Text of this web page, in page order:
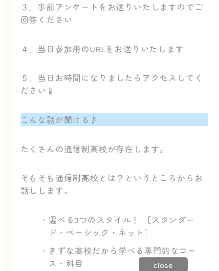
３．事前アンケートをお送りいたしますのでご
回答ください
４．当日参加用のURLをお送りいたします
５．当日お時間になりましたらアクセスしてく
ださい📱
こんな話が聞ける♪
たくさんの通信制高校が存在します。
そもそも通信制高校とは？というところからお
話しします。
選べる3つのスタイル！ ［スタンダー
ド・ベーシック・ネット］
きずな高校だから学べる専門的なコー
ス・科目
close